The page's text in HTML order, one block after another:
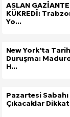
ASLAN
KÜKREDİ:
Yo...
New York’ta
Duruşma:
H...
Pazartesi Sabahı
Çıkacaklar
Site İçi